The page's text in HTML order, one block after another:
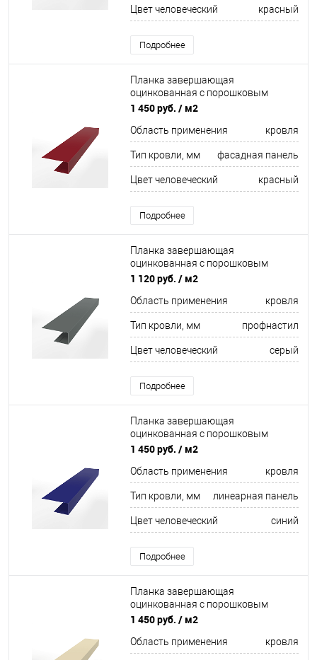
Цвет человеческий красный
Подробнее
Планка завершающая
оцинкованная с порошковым
покрытием 0,45мм ширина более
1 450 руб. / м2
Область применения кровля
Тип кровли, мм фасадная панель
Цвет человеческий красный
Подробнее
Планка завершающая
оцинкованная с порошковым
покрытием 0,45мм ширина менее
1 120 руб. / м2
Область применения кровля
Тип кровли, мм профнастил
Цвет человеческий серый
Подробнее
Планка завершающая
оцинкованная с порошковым
покрытием 0,45мм ширина более
1 450 руб. / м2
Область применения кровля
Тип кровли, мм линеарная панель
Цвет человеческий синий
Подробнее
Планка завершающая
оцинкованная с порошковым
покрытием 0,45мм ширина более
1 450 руб. / м2
Область применения кровля